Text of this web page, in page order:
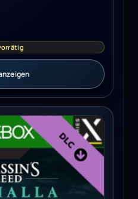
Dawn of Ragnarök (Xbox